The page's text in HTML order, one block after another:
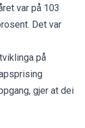
var på 103
Det var
på
gjer at dei